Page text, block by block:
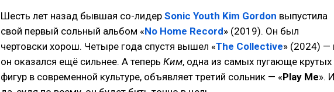
Шесть лет назад бывшая со-лидер Sonic Youth Kim Gordon выпустила
свой первый сольный альбом «No Home Record» (2019). Он был
чертовски хорош. Четыре года спустя вышел «The Collective» (2024) —
он оказался ещё сильнее. А теперь Ким, одна из самых пугающе крутых
фигур в современной культуре, объявляет третий сольник — «Play Me».